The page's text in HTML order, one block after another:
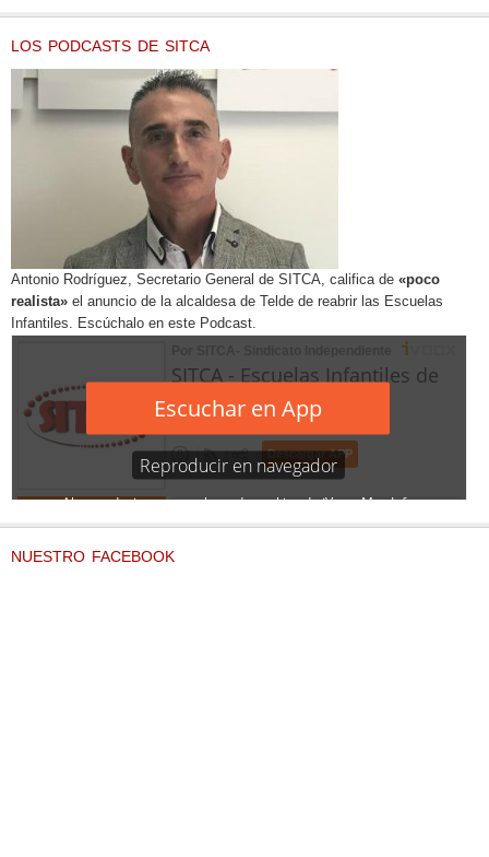
LOS PODCASTS DE SITCA
Antonio Rodríguez, Secretario General de SITCA, califica de «poco
realista» el anuncio de la alcaldesa de Telde de reabrir las Escuelas
Infantiles. Escúchalo en este Podcast.
NUESTRO FACEBOOK